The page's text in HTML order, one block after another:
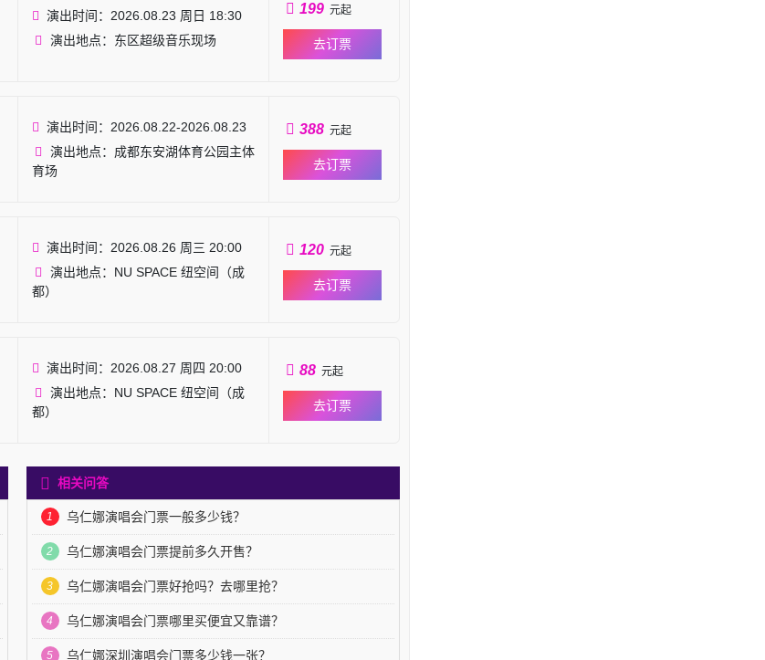
演出时间：2026.08.23 周日 18:30
演出地点：东区超级音乐现场
199 元起
去订票
演出时间：2026.08.22-2026.08.23
演出地点：成都东安湖体育公园主体
育场
388 元起
去订票
演出时间：2026.08.26 周三 20:00
演出地点：NU SPACE 纽空间（成
都）
120 元起
去订票
演出时间：2026.08.27 周四 20:00
演出地点：NU SPACE 纽空间（成
都）
88 元起
去订票
相关问答
1 乌仁娜演唱会门票一般多少钱？
2 乌仁娜演唱会门票提前多久开售？
3 乌仁娜演唱会门票好抢吗？去哪里抢？
4 乌仁娜演唱会门票哪里买便宜又靠谱？
5 乌仁娜深圳演唱会门票多少钱一张？